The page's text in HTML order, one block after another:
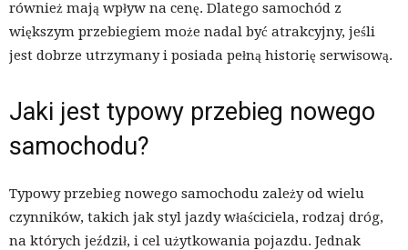
również mają wpływ na cenę. Dlatego samochód z
większym przebiegiem może nadal być atrakcyjny, jeśli
jest dobrze utrzymany i posiada pełną historię serwisową.
Jaki jest typowy przebieg nowego
samochodu?
Typowy przebieg nowego samochodu zależy od wielu
czynników, takich jak styl jazdy właściciela, rodzaj dróg,
na których jeździł, i cel użytkowania pojazdu. Jednak